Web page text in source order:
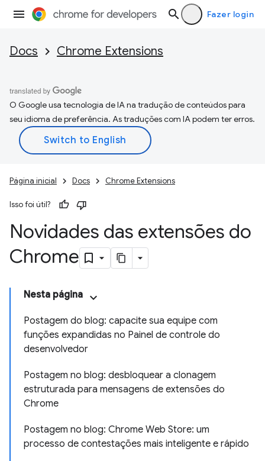
Fazer login
Docs Chrome Extensions
O Google usa tecnologia de IA na tradução de conteúdos para
seu idioma de preferência. As traduções com IA podem ter erros.
Página inicial Docs Chrome Extensions
Isso foi útil?
Novidades das extensões do
Chrome
Nesta página
Postagem do blog: capacite sua equipe com
funções expandidas no Painel de controle do
desenvolvedor
Postagem no blog: desbloquear a clonagem
estruturada para mensagens de extensões do
Chrome
Postagem no blog: Chrome Web Store: um
processo de contestações mais inteligente e rápido